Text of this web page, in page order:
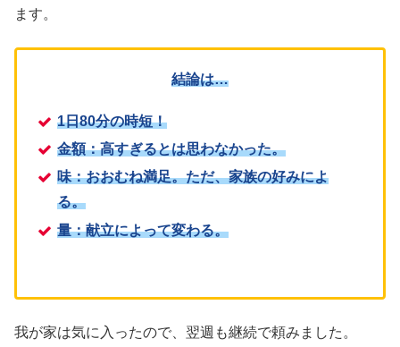
ます。
結論は…
1日80分の時短！
金額：高すぎるとは思わなかった。
味：おおむね満足。ただ、家族の好みによ
る。
量：献立によって変わる。
我が家は気に入ったので、翌週も継続で頼みました。